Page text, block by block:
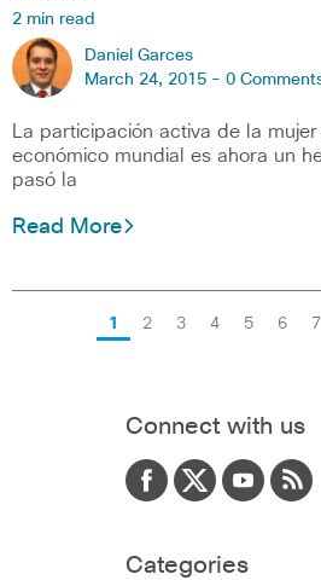
2 min read
Daniel Garces
March 24, 2015 - 0
La participación activa de la
económico mundial es ahora un
pasó la
Read More
1 2 3 4 5 6 7
Connect with us
Categories